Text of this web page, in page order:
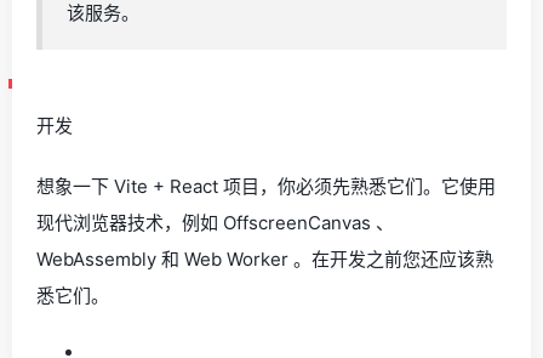
该服务。
开发
想象一下 Vite + React 项目，你必须先熟悉它们。它使用
现代浏览器技术，例如 OffscreenCanvas 、
WebAssembly 和 Web Worker 。在开发之前您还应该熟
悉它们。